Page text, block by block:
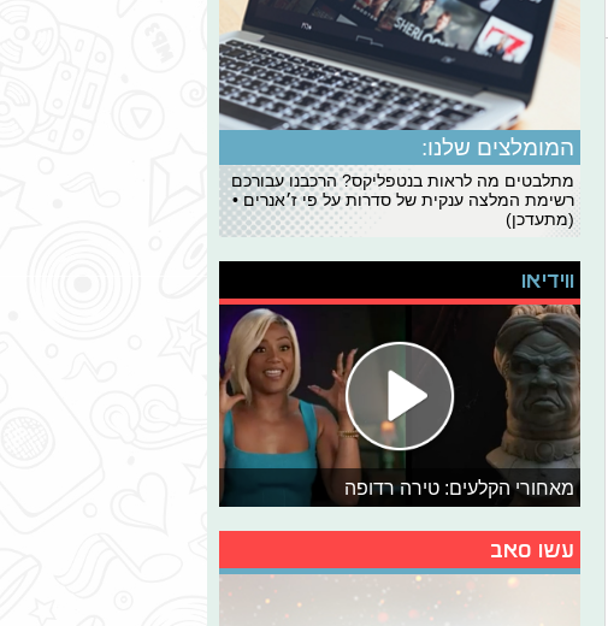
המומלצים שלנו:
מתלבטים מה לראות בנטפליקס? הרכבנו עבורכם
רשימת המלצה ענקית של סדרות על פי ז׳אנרים •
(מתעדכן)
ווידיאו
מאחורי הקלעים: טירה רדופה
עשו סאב